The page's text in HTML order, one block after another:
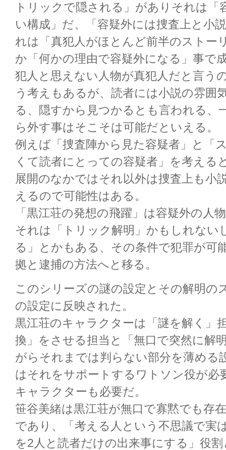
トリックで隠される」がありそれは「
い構成」だ、「容疑外には捜査上と小
れは「真犯人がほとんど前半のストー
か「何かの理由で容疑外になる」事で
犯人と思えない人物が真犯人だと言う
う考えもあるが、読者には小説の雰囲
る、隠すから見つかるとも言われる、
ら外す事はそこそは可能だといえる。
例えば「捜査陣から見た容疑者」と「
くて読者にとっての容疑者」を考える
展開のなかではそれ以外は捜査上も小
えるので可能性はある。
「黒江荘の発想の飛躍」は容疑外の人
それは「トリック解明」かもしれない
る」とかもある、その条件で犯罪が可
拠と逮捕の方法へと移る。
このシリーズの謎の設定とその解明の
の設定に反映された。
黒江荘のキャラクターは「謎を解く」
換」をさせる担当と「無口で突然に解
がらそれまでは判らない部分を薄める
はそれをサポートするワトソン役が必
キャラクターも必要だ。
笹谷美緒は黒江荘が無口で寡黙でも存
であり、「考える人という不思議で実
を2人と読者だけの出来事にする」役